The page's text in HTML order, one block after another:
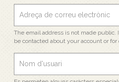
The email address is not made
be contacted about your account or